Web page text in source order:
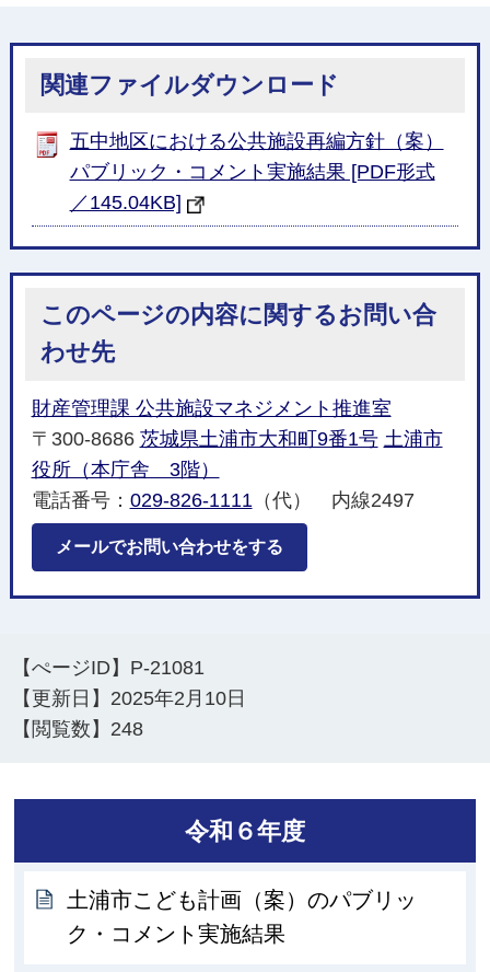
関連ファイルダウンロード
五中地区における公共施設再編方針（案）
パブリック・コメント実施結果 [PDF形式
／145.04KB]
このページの内容に関するお問い合
わせ先
財産管理課 公共施設マネジメント推進室
〒300-8686 茨城県土浦市大和町9番1号 土浦市
役所（本庁舎 3階）
電話番号： 029-826-1111 （代） 内線2497
メールでお問い合わせをする
【ぺージID】 P-21081
【更新日】 2025年2月10日
【閲覧数】 248
令和６年度
土浦市こども計画（案）のパブリッ
ク・コメント実施結果